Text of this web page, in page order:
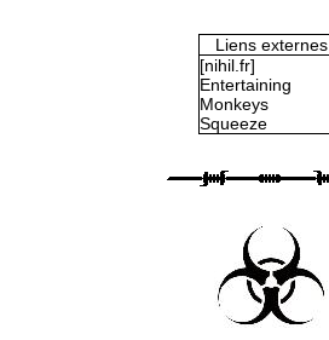
Liens externes
[nihil.fr]
Entertaining
Monkeys
Squeeze